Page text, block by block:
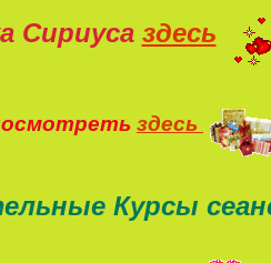
Сириуса здесь
здесь
Курсы